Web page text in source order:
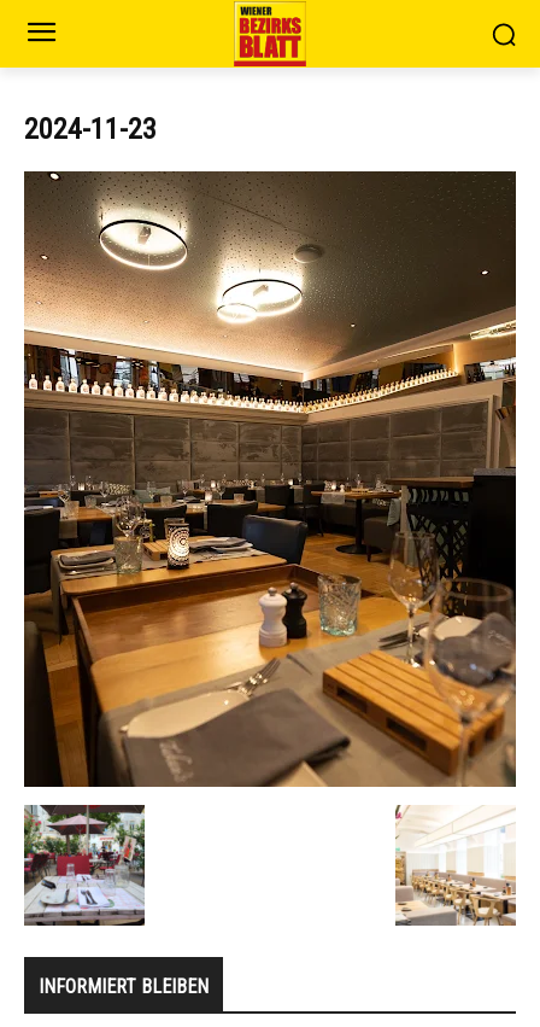
2024-11-23
INFORMIERT BLEIBEN